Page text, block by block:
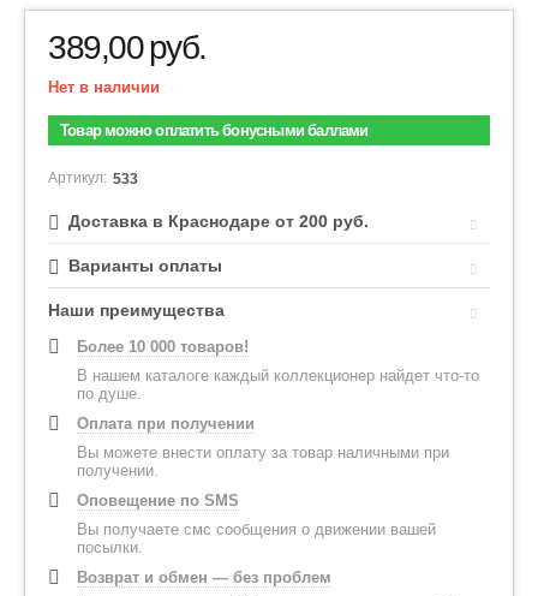
389,00руб.
Нет в наличии
Товар можно оплатить бонусными баллами
Артикул: 533
Доставка в Краснодаре от 200 руб.
Варианты оплаты
Наши преимущества
Более 10 000 товаров!
В нашем каталоге каждый коллекционер найдет что-то
по душе.
Оплата при получении
Вы можете внести оплату за товар наличными при
получении.
Оповещение по SMS
Вы получаете смс сообщения о движении вашей
посылки.
Возврат и обмен — без проблем